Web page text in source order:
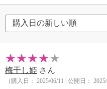
梅干し姫 さん
（購入日： 2025/06/11 | 公開日： 2025/